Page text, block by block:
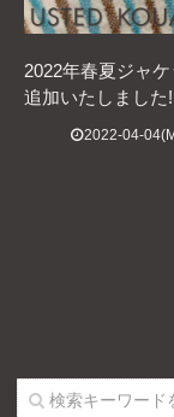
2022年春夏ジャ
追加いたしました!
2022-04-